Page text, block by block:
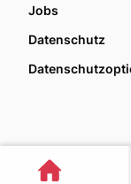
Jobs
Datenschutz